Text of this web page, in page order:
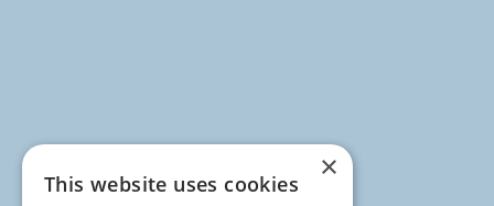
×
This website uses cookies